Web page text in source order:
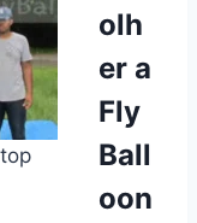
olh
er a
Fly
Ball
oon